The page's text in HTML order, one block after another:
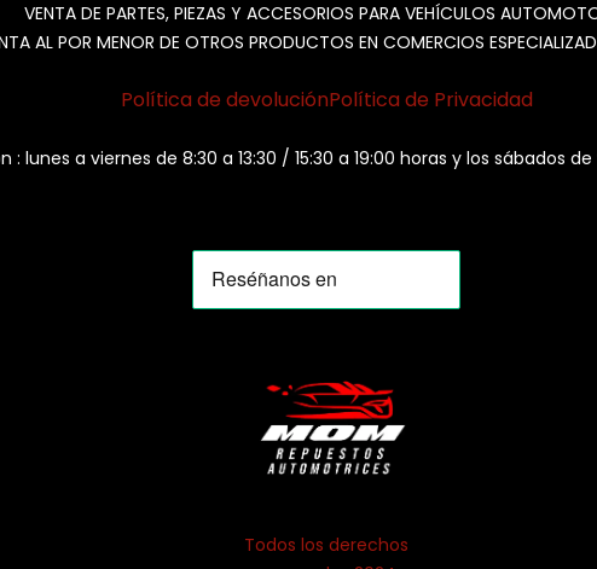
VENTA DE PARTES, PIEZAS Y ACCESORIOS PARA VEHÍCULOS
AL POR MENOR DE OTROS PRODUCTOS EN COMERCIOS
Política de devoluciónPolítica de Privacidad
: lunes a viernes de 8:30 a 13:30 / 15:30 a 19:00 horas y los sábados de
Todos los derechos